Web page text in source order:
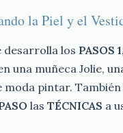
la Piel y el
desarrolla los PASOS
una muñeca Jolie,
moda pintar.
las TÉCNICAS a